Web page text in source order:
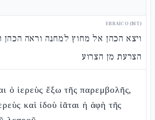
EBRAICO (MT)
ויצא הכהן אל מחוץ למחנה וראה הכהן
הצרעת מן הצרוע
ὁ ἱερεὺς ἔξω τῆς παρεμβολῆς,
καὶ ἰδοὺ ἰᾶται ἡ ἁφὴ τῆς